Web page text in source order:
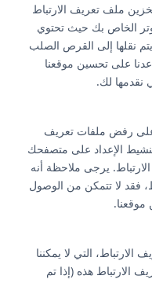
ملف تعريف الارتباط
الخاص بك حيث تحتوي
نقلها إلى القرص الصلب
على تحسين موقعنا
نقدمها لك.
على رفض ملفات تعريف
الإعداد على متصفحك
يرجى ملاحظة أنه
فقد لا تتمكن من الوصول
موقعنا.
التي لا يمكننا
الارتباط هذه (إذا تم